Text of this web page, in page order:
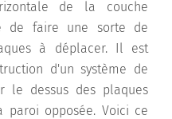
de la couche
de faire une sorte de
à déplacer. Il est
d'un système de
le dessus des plaques
paroi opposée. Voici ce